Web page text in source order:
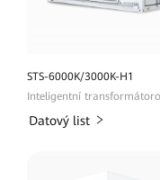
STS-6000K/3000K-H1
Datový list